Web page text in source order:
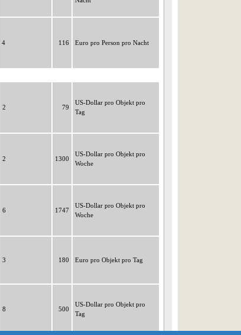
4 116 Euro pro Person pro Nacht
2 79
US-Dollar pro Objekt pro
Tag
2 1300
US-Dollar pro Objekt pro
Woche
6 1747
US-Dollar pro Objekt pro
Woche
3 180 Euro pro Objekt pro Tag
8 500
US-Dollar pro Objekt pro
Tag